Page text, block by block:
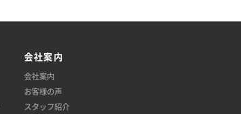
会社案内
会社案内
お客様の声
スタッフ紹介